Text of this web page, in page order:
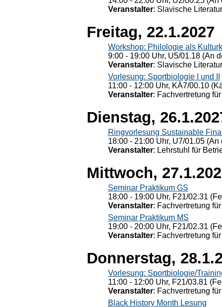
Veranstalter: Slavische
Freitag, 22.1.2027
Workshop: Philologie als
9:00 - 19:00 Uhr, U5/01.18 (An
Veranstalter: Slavische
Vorlesung: Sportbiologie I und II
11:00 - 12:00 Uhr, KÄ7/00.10
Veranstalter: Fachvertretung
Dienstag,
Ringvorlesung Sustainable
18:00 - 21:00 Uhr, U7/01.05
Veranstalter: Lehrstuhl für
Mittwoch,
Seminar Praktikum GS
18:00 - 19:00 Uhr, F21/02.31
Veranstalter: Fachvertretung
Seminar Praktikum MS
19:00 - 20:00 Uhr, F21/02.31
Veranstalter: Fachvertretung
Donnerstag,
Vorlesung: Sportbiologie/
11:00 - 12:00 Uhr, F21/03.81
Veranstalter: Fachvertretung
Black History Month Lesung